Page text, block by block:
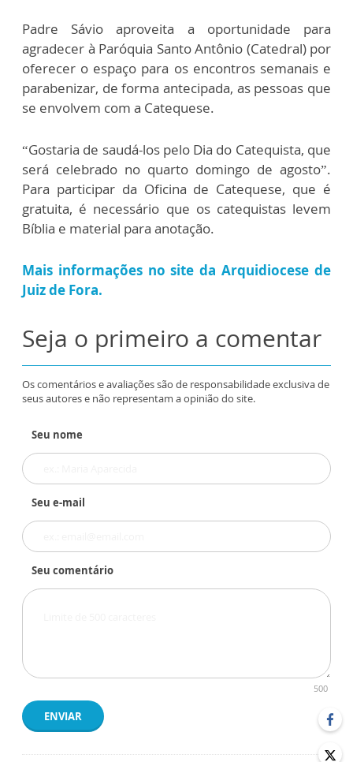
Padre Sávio aproveita a oportunidade para
agradecer à Paróquia Santo Antônio (Catedral) por
oferecer o espaço para os encontros semanais e
parabenizar, de forma antecipada, as pessoas que
se envolvem com a Catequese.
“Gostaria de saudá-los pelo Dia do Catequista, que
será celebrado no quarto domingo de agosto”.
Para participar da Oficina de Catequese, que é
gratuita, é necessário que os catequistas levem
Bíblia e material para anotação.
Mais informações no site da Arquidiocese de
Juiz de Fora.
Seja o primeiro a comentar
Os comentários e avaliações são de responsabilidade exclusiva de
seus autores e não representam a opinião do site.
Seu nome
Seu e-mail
Seu comentário
500
ENVIAR